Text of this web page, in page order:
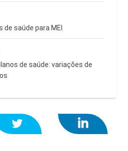
de saúde para MEI
de saúde: variações de